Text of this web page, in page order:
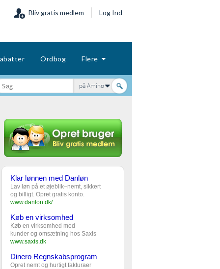
Bliv gratis medlem Log Ind
Ordbog Flere
på Amino
Klar lønnen med Danløn
Lav løn på et øjeblik–nemt, sikkert
og billigt. Opret gratis konto.
www.danlon.dk/
Køb en virksomhed
Køb en virksomhed med
kunder og omsætning hos Saxis
www.saxis.dk
Dinero Regnskabsprogram
Opret nemt og hurtigt fakturaer